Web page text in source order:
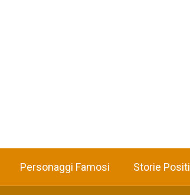
Personaggi Famosi Storie